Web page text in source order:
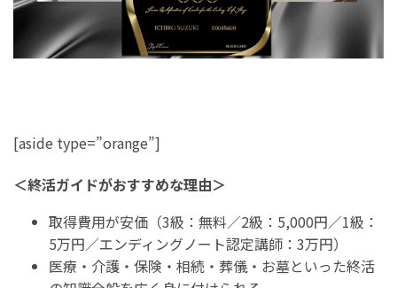
[aside type=”orange”]
＜終活ガイドがおすすめな理由＞
取得費用が安価（3級：無料／2級：5,000円／1級：
5万円／エンディングノート認定講師：3万円）
医療・介護・保険・相続・葬儀・お墓といった終活